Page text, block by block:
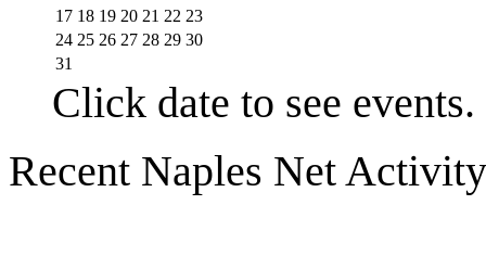
17 18 19 20 21 22 23
24 25 26 27 28 29 30
31
Click date to see events.
Recent Naples Net Activity